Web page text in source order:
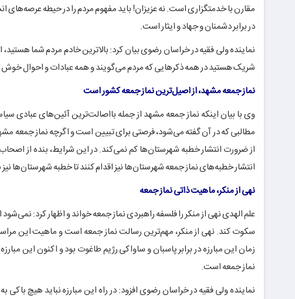
مقارن با خدمتگزاری است. نه عزیزان! باید مفهوم مردم را در حیطه
در برابر دشمنان و جهاد و ایثار است.
نماینده ولی فقیه در خراسان رضوی بیان کرد: بالاترین خادم مردم شما
شریک هستید در همه ذکرهایی که مردم می‌گویند و همه عبادات و احوال خوش
نماز جمعه مشهد، از اصیل‌ترین نماز جمعه کشور است
وی با بیان اینکه نماز جمعه مشهد از جمله بااصالت‌ترین آئین‌های عبادی
مطالبی که در آن گفته می‌شود، فرصتی برای تبیین است و اگرچه نماز جمعه
از ضرورت انتشار خطبه شهرستان‌ها کم نمی‌کند. در این شرایط، بنده از
انتشار خطبه‌های نماز جمعه شهرستان‌ها نیز اقدام کنند تا خطبه شهرستان‌ها
نهی از منکر، ماهیت ذاتی نماز جمعه
علم الهدی نهی از منکر را فلسفه راهبردی نماز جمعه خواند و اظهار کرد:
سکوت کند. نهی از منکر، مهم‌ترین رسالت نماز جمعه است و ماهیت این
زمان این مبارزه در برابر پاسبان و ساواکی رژیم طاغوت بود و اکنون این
نماز جمعه است.
نماینده ولی فقیه در خراسان رضوی افزود: در راه این مبارزه نباید هیچ